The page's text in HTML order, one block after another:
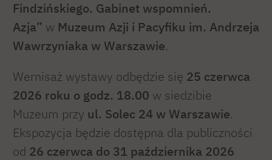
Findzińskiego. Gabinet wspomnień.
Azja” w Muzeum Azji i Pacyfiku im. Andrzeja
Wawrzyniaka w Warszawie.
Wernisaż wystawy odbędzie się 25 czerwca
2026 roku o godz. 18.00 w siedzibie
Muzeum przy ul. Solec 24 w Warszawie.
Ekspozycja będzie dostępna dla publiczności
od 26 czerwca do 31 października 2026